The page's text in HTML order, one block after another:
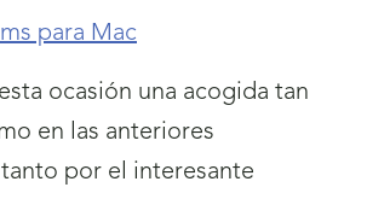
para Mac
ocasión una acogida tan
en las anteriores
por el interesante